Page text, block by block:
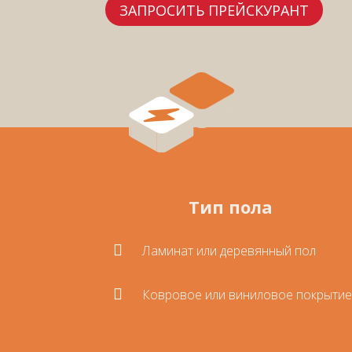
ЗАПРОСИТЬ ПРЕЙСКУРАНТ
Тип пола
 Ламинат или деревянный пол
 Ковровое или виниловое покрытие